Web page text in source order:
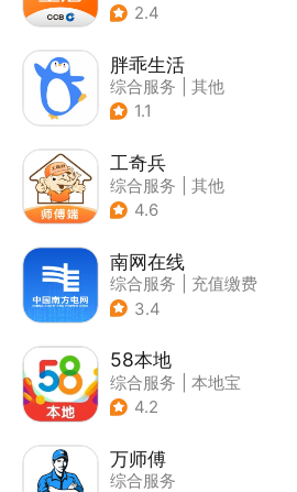
2.4
胖乖生活
综合服务
其他
1.1
工奇兵
综合服务
其他
4.6
南网在线
综合服务
充值缴费
3.4
58本地
综合服务
本地宝
4.2
万师傅
综合服务